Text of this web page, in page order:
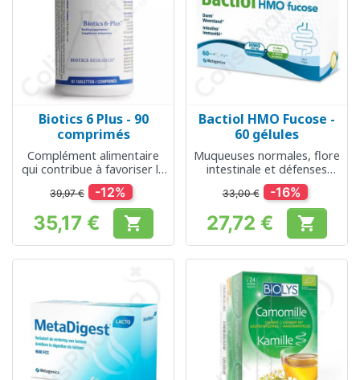
Biotics 6 Plus - 90
comprimés
Complément alimentaire
qui contribue à favoriser la
digestion
39,97 € -12%
Prix
35,17 € 
Bactiol HMO Fucose -
60 gélules
Muqueuses normales, flore
intestinale et défenses
naturelles
33,00 € -16%
Prix
27,72 € 